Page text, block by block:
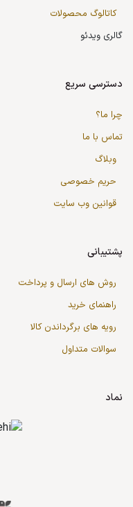
کاتالوگ محصولات
گالری ویدئو
دسترسی سریع
چرا ما؟
تماس با ما
وبلاگ
حریم خصوصی
قوانین وب سایت
پشتیبانی
روش های ارسال و پرداخت
راهنمای خرید
رویه های برگرداندن کالا
سوالات متداول
نماد